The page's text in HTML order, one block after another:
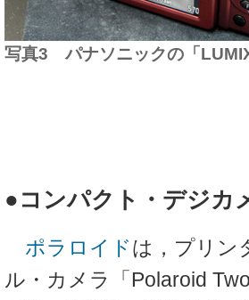
写真3 パナソニックの「
●コンパクト・デジカ
ポラロイド は，プリン
ル・カメラ「Polaroid